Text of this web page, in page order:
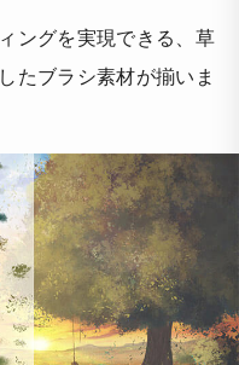
ングを実現できる、草
たブラシ素材が揃いま